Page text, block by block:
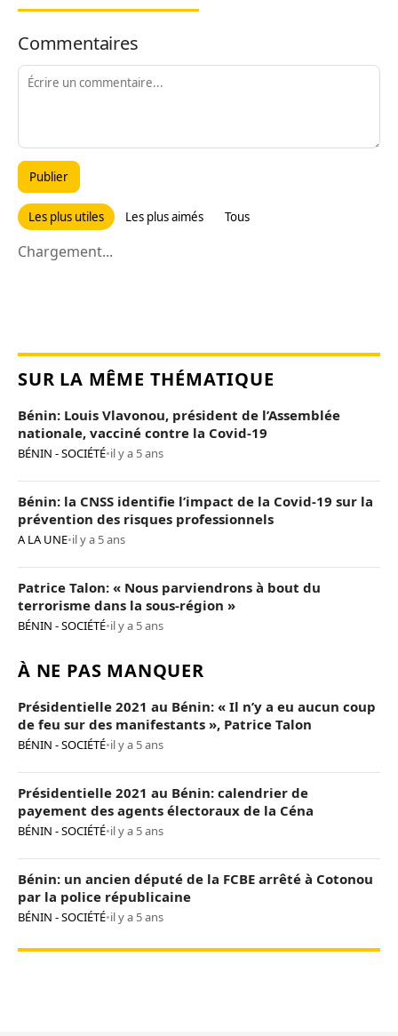
Commentaires
Publier
Les plus utiles Les plus aimés Tous
Chargement...
SUR LA MÊME THÉMATIQUE
Bénin: Louis Vlavonou, président de l’Assemblée
nationale, vacciné contre la Covid-19
BÉNIN - SOCIÉTÉ•il y a 5 ans
Bénin: la CNSS identifie l’impact de la Covid-19 sur la
prévention des risques professionnels
A LA UNE•il y a 5 ans
Patrice Talon: « Nous parviendrons à bout du
terrorisme dans la sous-région »
BÉNIN - SOCIÉTÉ•il y a 5 ans
À NE PAS MANQUER
Présidentielle 2021 au Bénin: « Il n’y a eu aucun coup
de feu sur des manifestants », Patrice Talon
BÉNIN - SOCIÉTÉ•il y a 5 ans
Présidentielle 2021 au Bénin: calendrier de
payement des agents électoraux de la Céna
BÉNIN - SOCIÉTÉ•il y a 5 ans
Bénin: un ancien député de la FCBE arrêté à Cotonou
par la police républicaine
BÉNIN - SOCIÉTÉ•il y a 5 ans